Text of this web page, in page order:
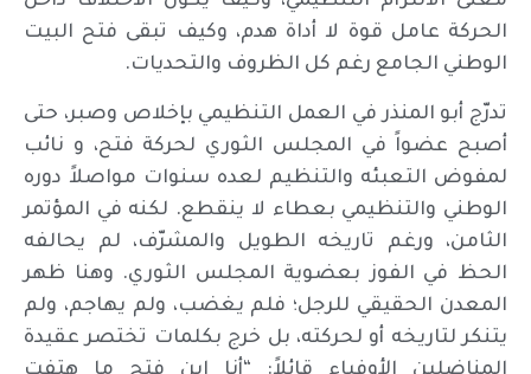
الحركة عامل قوة لا أداة هدم، وكيف تبقى فتح البيت
الوطني الجامع رغم كل الظروف والتحديات.
تدرّج أبو المنذر في العمل التنظيمي بإخلاص وصبر، حتى
أصبح عضواً في المجلس الثوري لحركة فتح، و نائب
لمفوض التعبئه والتنظيم لعده سنوات مواصلاً دوره
الوطني والتنظيمي بعطاء لا ينقطع. لكنه في المؤتمر
الثامن، ورغم تاريخه الطويل والمشرّف، لم يحالفه
الحظ في الفوز بعضوية المجلس الثوري. وهنا ظهر
المعدن الحقيقي للرجل؛ فلم يغضب، ولم يهاجم، ولم
يتنكر لتاريخه أو لحركته، بل خرج بكلمات تختصر عقيدة